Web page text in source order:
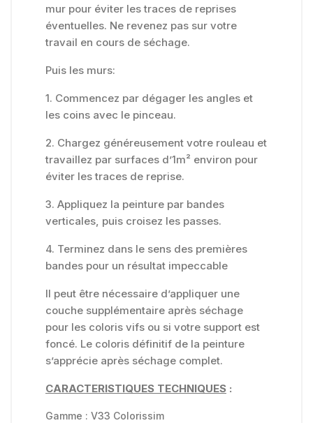
mur pour éviter les traces de reprises
éventuelles. Ne revenez pas sur votre
travail en cours de séchage.
Puis les murs:
1. Commencez par dégager les angles et
les coins avec le pinceau.
2. Chargez généreusement votre rouleau et
travaillez par surfaces d’1m² environ pour
éviter les traces de reprise.
3. Appliquez la peinture par bandes
verticales, puis croisez les passes.
4. Terminez dans le sens des premières
bandes pour un résultat impeccable
Il peut être nécessaire d’appliquer une
couche supplémentaire après séchage
pour les coloris vifs ou si votre support est
foncé. Le coloris définitif de la peinture
s’apprécie après séchage complet.
CARACTERISTIQUES TECHNIQUES :
Gamme : V33 Colorissim